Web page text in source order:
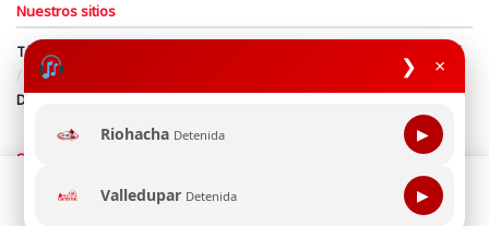
❯ ×
Riohacha Detenida ▶
Valledupar Detenida ▶
Nuestros sitios
Términos y Condiciones
Derechos de Autor y Propiedad Intelectual
Política de uso de cookies
Política de Tratamiento de Datos
Directrices Editoriales
Síguenos
Esta página web usa cookie para mejorar tu experiencia de
navegación, al continuar aceptas nuestra política de uso de